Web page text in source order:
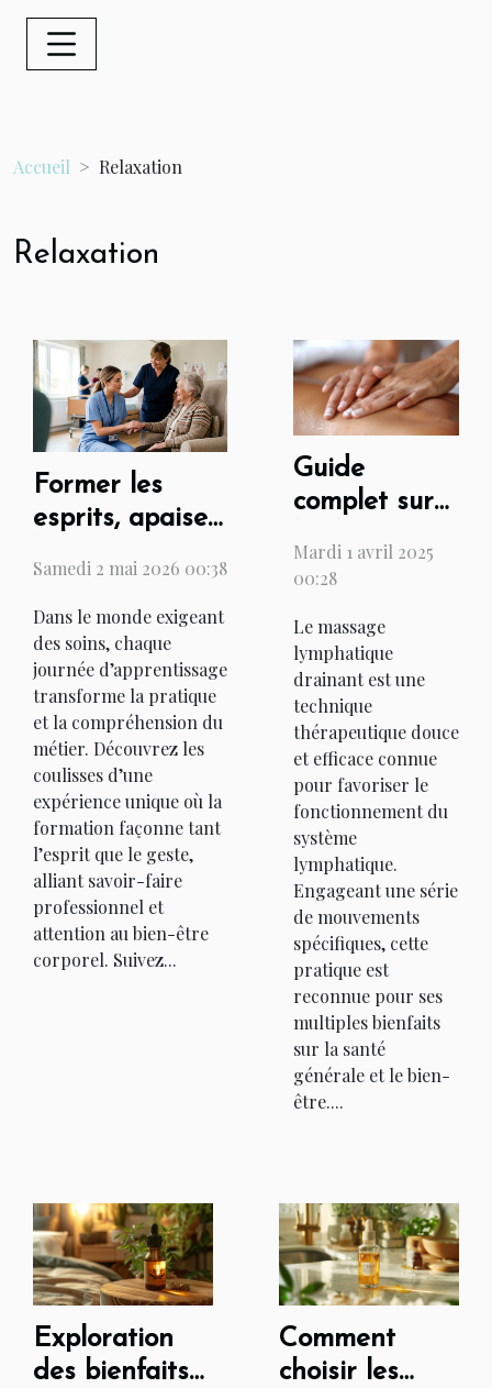
Accueil Relaxation
Relaxation
Former les
esprits, apaiser
d'une journée
d'apprentissage
en soins
Samedi 2 mai 2026 00:38
Dans le monde exigeant
des soins, chaque
journée d’apprentissage
transforme la pratique
et la compréhension du
métier. Découvrez les
coulisses d’une
expérience unique où la
formation façonne tant
l’esprit que le geste,
alliant savoir-faire
professionnel et
attention au bien-être
corporel. Suivez...
Guide
complet sur
du massage
drainant
Mardi 1 avril 2025
00:28
Le massage
lymphatique
drainant est une
technique
thérapeutique douce
et efficace connue
pour favoriser le
fonctionnement du
système
lymphatique.
Engageant une série
de mouvements
spécifiques, cette
pratique est
reconnue pour ses
multiples bienfaits
sur la santé
générale et le bien-
être....
Exploration
des bienfaits
Comment
choisir les